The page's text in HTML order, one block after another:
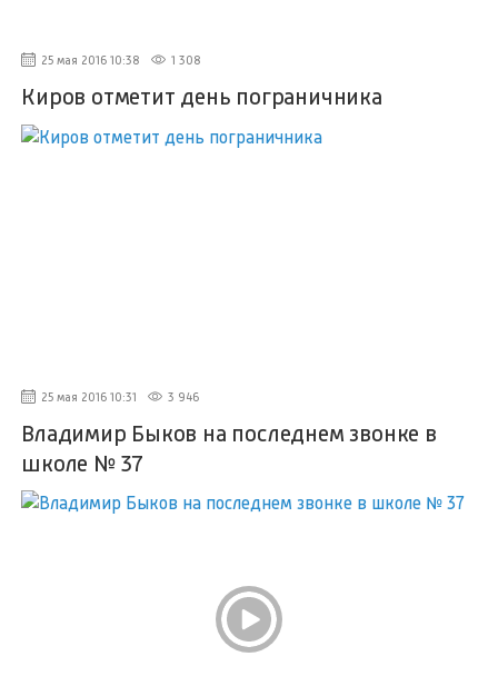
25 мая 2016 10:38 1 308
Киров отметит день пограничника
25 мая 2016 10:31 3 946
Владимир Быков на последнем звонке в
школе № 37